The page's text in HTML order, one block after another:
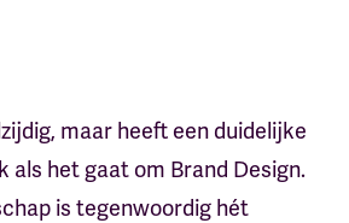
maar heeft een duidelijke
als het gaat om Brand Design.
is tegenwoordig hét